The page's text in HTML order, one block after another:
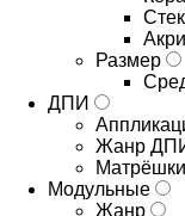
Размер
ДПИ
Жанр
Матрёшки
Модульные
Жанр